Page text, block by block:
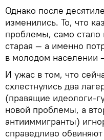
Однако после
изменились. То, что
проблемы, само
старая — а именно
в молодом населении
И ужас в том, что
схлестнулись два
(правящие идеологи-
новой проблемы, а
антииммигранты)
справедливо